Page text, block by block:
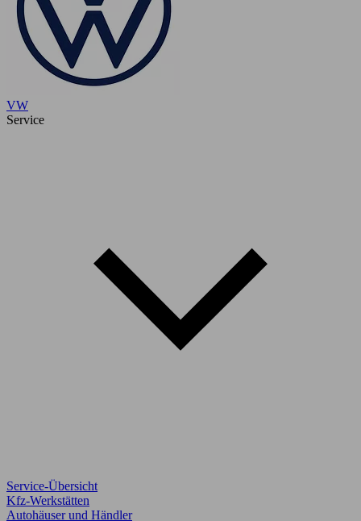
VW
Service
Service-Übersicht
Kfz-Werkstätten
Autohäuser und Händler